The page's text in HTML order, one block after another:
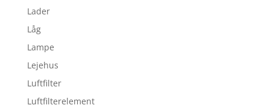
Lader
Låg
Lampe
Lejehus
Luftfilter
Luftfilterelement